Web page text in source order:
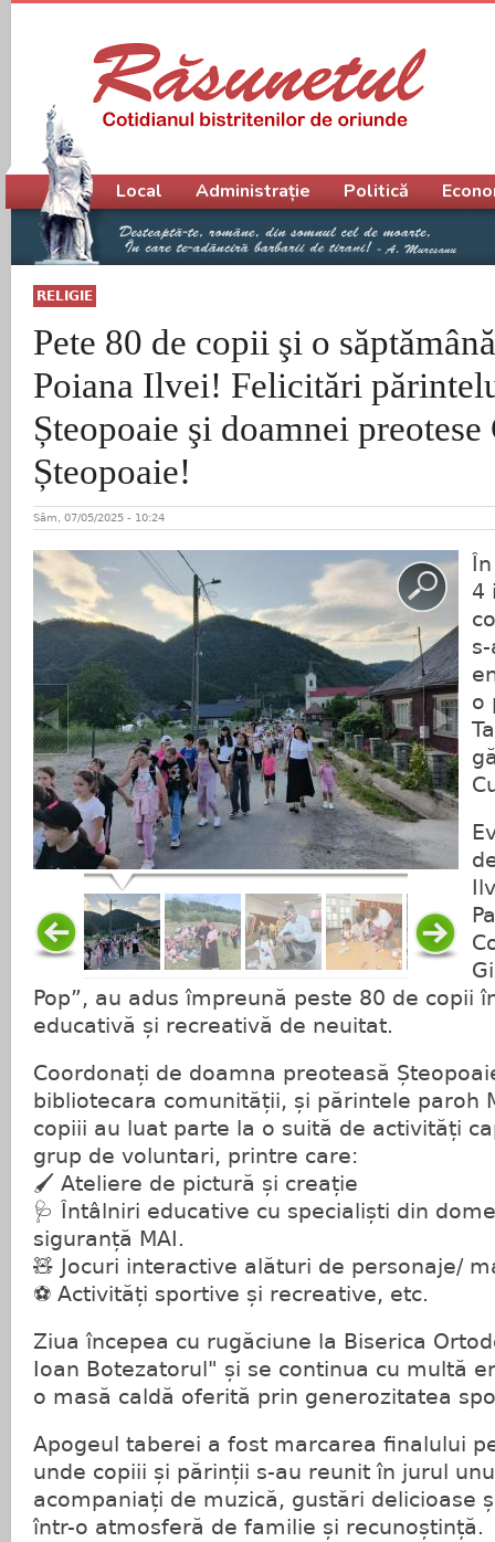
RELIGIE
Pete 80 de copii şi o
Poiana Ilvei! Felicitări
Șteopoaie şi doamnei
Șteopoaie!
Sâm, 07/05/2025 - 10:24
4
o
Pop”, au adus împreună peste 80 de copii
educativă și recreativă de neuitat.
Coordonați de doamna preoteasă
bibliotecara comunității, și părintele paroh
copiii au luat parte la o suită de activități
grup de voluntari, printre care:
🖌️ Ateliere de pictură și creație
🩺 Întâlniri educative cu specialiști din
siguranță MAI.
🧸 Jocuri interactive alături de personaje/
⚽ Activități sportive și recreative, etc.
Ziua începea cu rugăciune la Biserica
Ioan Botezatorul" și se continua cu multă
o masă caldă oferită prin generozitatea
Apogeul taberei a fost marcarea finalului
unde copiii și părinții s-au reunit în jurul
acompaniați de muzică, gustări delicioase
într-o atmosferă de familie și recunoștință.
Meniu principal
Local Administrație Politică